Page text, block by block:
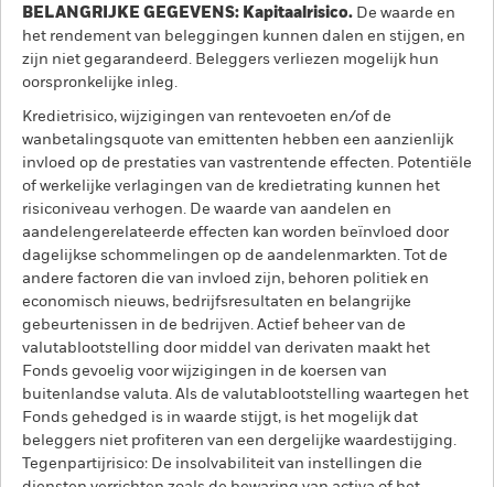
BELANGRIJKE GEGEVENS: Kapitaalrisico. De waarde en
het rendement van beleggingen kunnen dalen en stijgen, en
zijn niet gegarandeerd. Beleggers verliezen mogelijk hun
oorspronkelijke inleg.
Kredietrisico, wijzigingen van rentevoeten en/of de
wanbetalingsquote van emittenten hebben een aanzienlijk
invloed op de prestaties van vastrentende effecten. Potentiële
of werkelijke verlagingen van de kredietrating kunnen het
risiconiveau verhogen. De waarde van aandelen en
aandelengerelateerde effecten kan worden beïnvloed door
dagelijkse schommelingen op de aandelenmarkten. Tot de
andere factoren die van invloed zijn, behoren politiek en
economisch nieuws, bedrijfsresultaten en belangrijke
gebeurtenissen in de bedrijven. Actief beheer van de
valutablootstelling door middel van derivaten maakt het
Fonds gevoelig voor wijzigingen in de koersen van
buitenlandse valuta. Als de valutablootstelling waartegen het
Fonds gehedged is in waarde stijgt, is het mogelijk dat
beleggers niet profiteren van een dergelijke waardestijging.
Tegenpartijrisico: De insolvabiliteit van instellingen die